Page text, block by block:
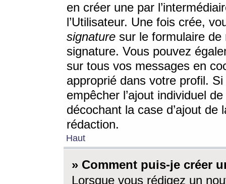
en créer une par
l’Utilisateur. Une fois crée,
signature sur le formulaire de
signature. Vous pouvez
sur tous vos messages en
approprié dans votre profil.
empêcher l’ajout individuel
décochant la case d’ajout
rédaction.
Haut
» Comment puis-je créer
Lorsque vous rédigez un